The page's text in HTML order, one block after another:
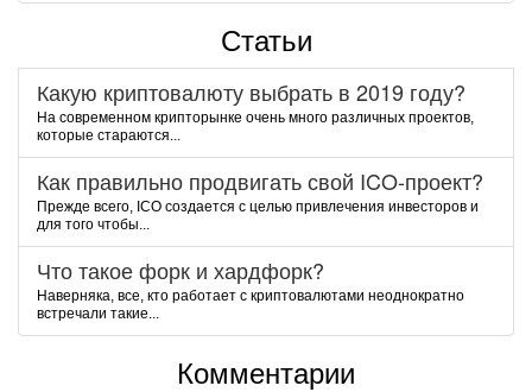
Статьи
Какую криптовалюту выбрать в 2019 году?
На современном крипторынке очень много различных проектов,
которые стараются...
Как правильно продвигать свой ICO-проект?
Прежде всего, ICO создается с целью привлечения инвесторов и
для того чтобы...
Что такое форк и хардфорк?
Наверняка, все, кто работает с криптовалютами неоднократно
встречали такие...
Комментарии